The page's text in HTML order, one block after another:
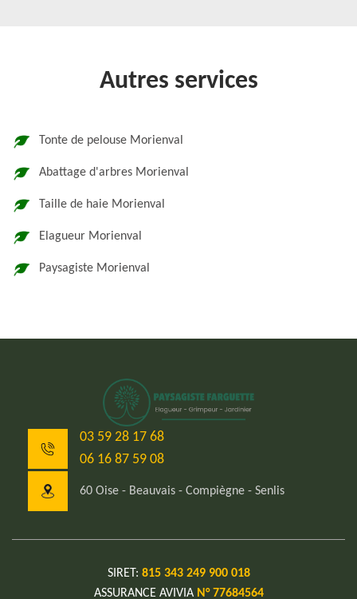
Autres services
Tonte de pelouse Morienval
Abattage d'arbres Morienval
Taille de haie Morienval
Elagueur Morienval
Paysagiste Morienval
03 59 28 17 68
06 16 87 59 08
60 Oise - Beauvais - Compiègne - Senlis
SIRET: 815 343 249 900 018
ASSURANCE AVIVIA N° 77684564